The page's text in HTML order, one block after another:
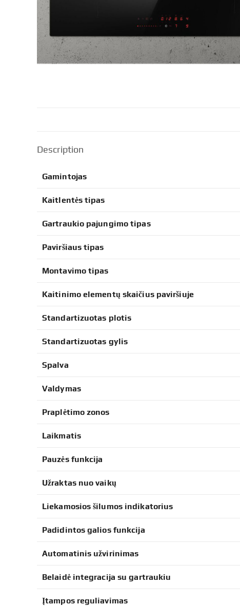
Description
Gamintojas
Kaitlentės tipas
Gartraukio pajungimo tipas
Paviršiaus tipas
Montavimo tipas
Kaitinimo elementų skaičius paviršiuje
Standartizuotas plotis
Standartizuotas gylis
Spalva
Valdymas
Praplėtimo zonos
Laikmatis
Pauzės funkcija
Užraktas nuo vaikų
Liekamosios šilumos indikatorius
Padidintos galios funkcija
Automatinis užvirinimas
Belaidė integracija su gartraukiu
Įtampos reguliavimas